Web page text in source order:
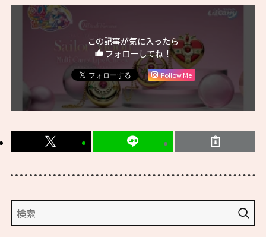
この記事が気に入ったら
フォローしてね！
Follow Me